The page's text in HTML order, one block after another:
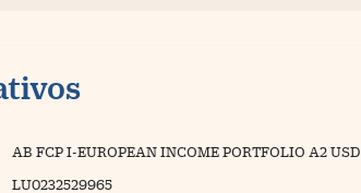
AB FCP I-EUROPEAN INCOME PORTFOLIO A2 USD
LU0232529965